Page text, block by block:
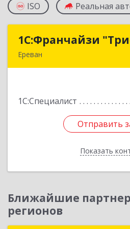
ISO Реальная
1С:Франчайзи
Ереван
1С:Специалист
Отправить
Показать
Отправить
Назад
Ближайшие
регионов